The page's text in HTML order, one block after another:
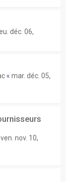
déc. 06,
« mar. déc. 05,
ven. nov. 10,